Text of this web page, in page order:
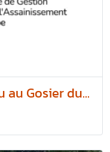
au Gosier du...